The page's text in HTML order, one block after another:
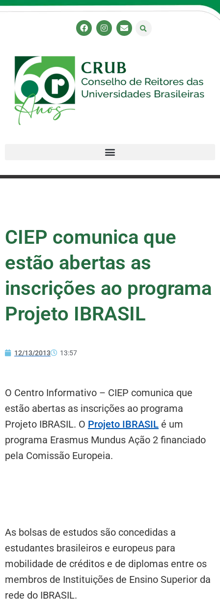
CIEP comunica que
estão abertas as
inscrições ao programa
Projeto IBRASIL
12/13/2013 13:57
O Centro Informativo – CIEP comunica que
estão abertas as inscrições ao programa
Projeto IBRASIL. O Projeto IBRASIL é um
programa Erasmus Mundus Ação 2 financiado
pela Comissão Europeia.
As bolsas de estudos são concedidas a
estudantes brasileiros e europeus para
mobilidade de créditos e de diplomas entre os
membros de Instituições de Ensino Superior da
rede do IBRASIL.